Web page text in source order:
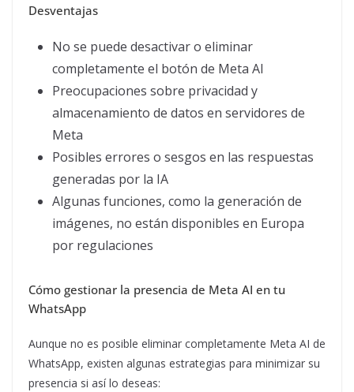
Desventajas
No se puede desactivar o eliminar
completamente el botón de Meta AI
Preocupaciones sobre privacidad y
almacenamiento de datos en servidores de
Meta
Posibles errores o sesgos en las respuestas
generadas por la IA
Algunas funciones, como la generación de
imágenes, no están disponibles en Europa
por regulaciones
Cómo gestionar la presencia de Meta AI en tu
WhatsApp
Aunque no es posible eliminar completamente Meta AI de
WhatsApp, existen algunas estrategias para minimizar su
presencia si así lo deseas: